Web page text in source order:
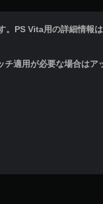
。PS Vita用の詳細情
適用が必要な場合はア